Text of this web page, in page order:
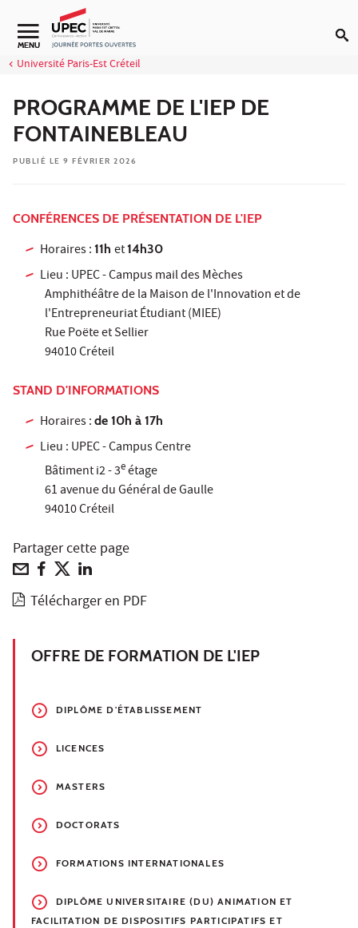
Aller au contenu
MENU
Université Paris-Est Créteil
PROGRAMME DE L'IEP DE
FONTAINEBLEAU
PUBLIÉ LE 9 FÉVRIER 2026
CONFÉRENCES DE PRÉSENTATION DE L'IEP
Horaires :11het14h30
Lieu : UPEC - Campus mail des Mèches
Amphithéâtre de la Maison de l'Innovation et de
l'Entrepreneuriat Étudiant (MIEE)
Rue Poëte et Sellier
94010 Créteil
STAND D'INFORMATIONS
Horaires :de 10h à 17h
Lieu : UPEC - Campus Centre
Bâtiment i2 - 3eétage
61 avenue du Général de Gaulle
94010 Créteil
Partager cette page
Télécharger en PDF
OFFRE DE FORMATION DE L'IEP
DIPLÔME D'ÉTABLISSEMENT
LICENCES
MASTERS
DOCTORATS
FORMATIONS INTERNATIONALES
DIPLÔME UNIVERSITAIRE (DU) ANIMATION ET
FACILITATION DE DISPOSITIFS PARTICIPATIFS ET